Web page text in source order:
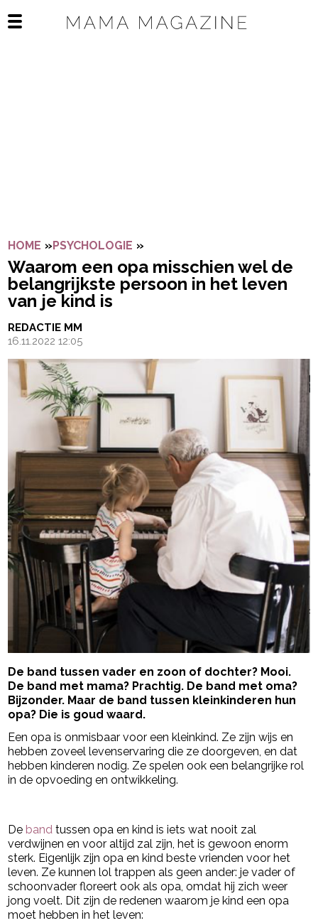
Open het mobiele menu
HOME »PSYCHOLOGIE »
Waarom een opa misschien wel de
belangrijkste persoon in het leven
van je kind is
REDACTIE MM
16.11.2022 12:05
De band tussen vader en zoon of dochter? Mooi.
De band met mama? Prachtig. De band met oma?
Bijzonder. Maar de band tussen kleinkinderen hun
opa? Die is goud waard.
Een opa is onmisbaar voor een kleinkind. Ze zijn wijs en
hebben zoveel levenservaring die ze doorgeven, en dat
hebben kinderen nodig. Ze spelen ook een belangrijke rol
in de opvoeding en ontwikkeling.
De band tussen opa en kind is iets wat nooit zal
verdwijnen en voor altijd zal zijn, het is gewoon enorm
sterk. Eigenlijk zijn opa en kind beste vrienden voor het
leven. Ze kunnen lol trappen als geen ander: je vader of
schoonvader floreert ook als opa, omdat hij zich weer
jong voelt. Dit zijn de redenen waarom je kind een opa
moet hebben in het leven: